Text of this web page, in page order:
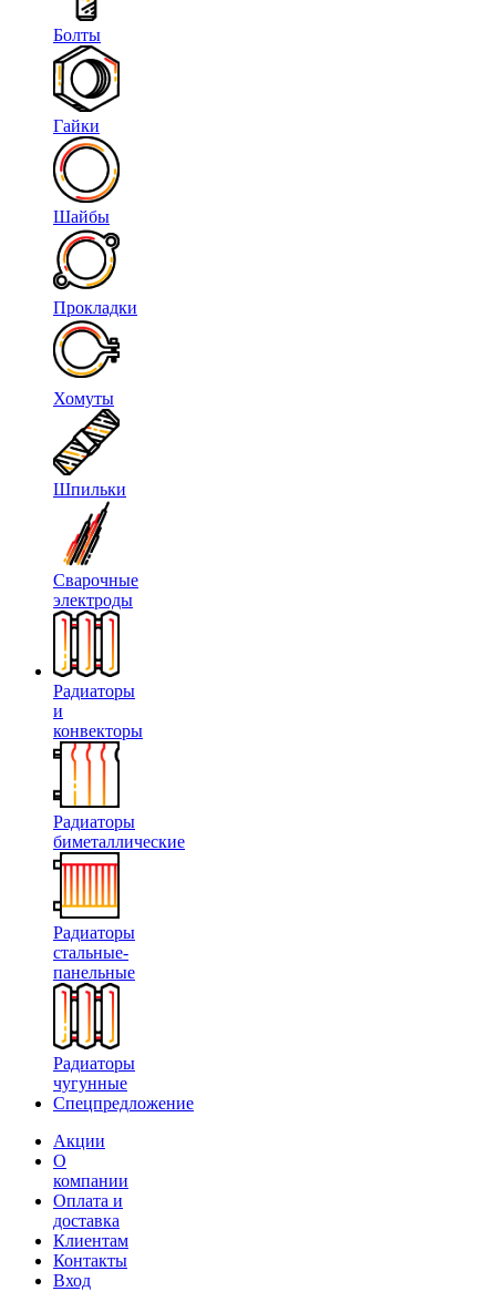
Болты
Гайки
Шайбы
Прокладки
Хомуты
Шпильки
Сварочные
электроды
Радиаторы
и
конвекторы
Радиаторы
биметаллические
Радиаторы
стальные-
панельные
Радиаторы
чугунные
Спецпредложение
Акции
О
компании
Оплата и
доставка
Клиентам
Контакты
Вход